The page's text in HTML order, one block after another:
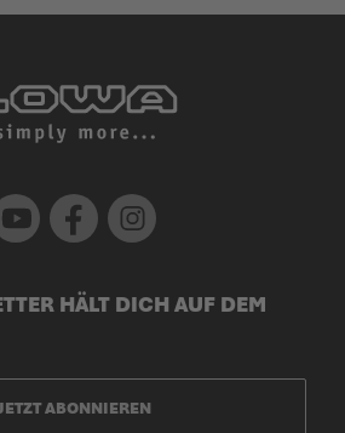
Facebook Instagram
HÄLT DICH AUF DEM
ABONNIEREN